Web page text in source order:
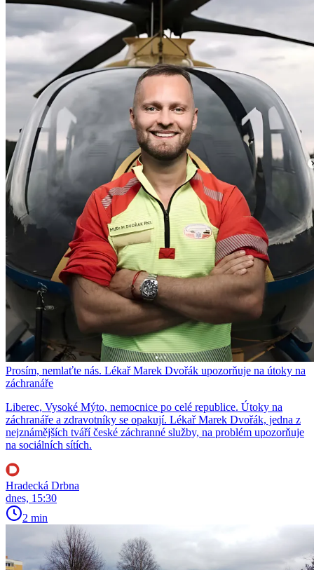
Prosím, nemlaťte nás. Lékař Marek Dvořák upozorňuje na útoky na
záchranáře
Liberec, Vysoké Mýto, nemocnice po celé republice. Útoky na
záchranáře a zdravotníky se opakují. Lékař Marek Dvořák, jedna z
nejznámějších tváří české záchranné služby, na problém upozorňuje
na sociálních sítích.
Hradecká Drbna
dnes, 15:30
2 min